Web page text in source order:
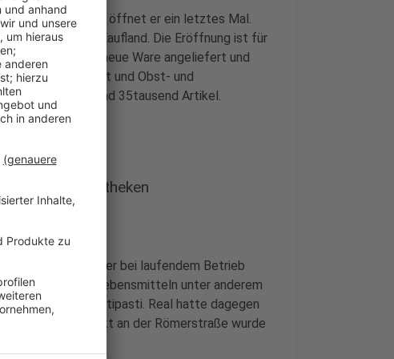
Morgen öffnet er ein letztes Mal.
Straße als Kaufland. Die Eröffnung ist für
Kaufland die neue Ware angeliefert und
ausgetauscht und Obst- und
umfasst rund 35tausend Artikel.
mehr Frischetheken
Die sollen aber bei laufendem Betrieb
vor allem auf Lebensmitteln unter anderem
Käse und Antipasti. Real hatte dagegen
Auch der Markt an der Römerstraße wurde